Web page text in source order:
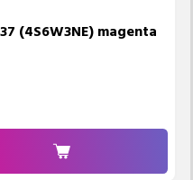
(4S6W3NE) magenta